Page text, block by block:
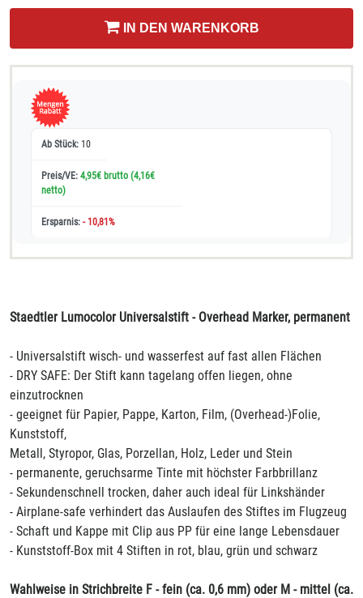
IN DEN WARENKORB
10
4,95€ brutto (4,16€
netto)
- 10,81%
Staedtler Lumocolor Universalstift - Overhead Marker, permanent
- Universalstift wisch- und wasserfest auf fast allen Flächen
- DRY SAFE: Der Stift kann tagelang offen liegen, ohne
einzutrocknen
- geeignet für Papier, Pappe, Karton, Film, (Overhead-)Folie,
Kunststoff,
Metall, Styropor, Glas, Porzellan, Holz, Leder und Stein
- permanente, geruchsarme Tinte mit höchster Farbbrillanz
- Sekundenschnell trocken, daher auch ideal für Linkshänder
- Airplane-safe verhindert das Auslaufen des Stiftes im Flugzeug
- Schaft und Kappe mit Clip aus PP für eine lange Lebensdauer
- Kunststoff-Box mit 4 Stiften in rot, blau, grün und schwarz
Wahlweise in Strichbreite F - fein (ca. 0,6 mm) oder M - mittel (ca.